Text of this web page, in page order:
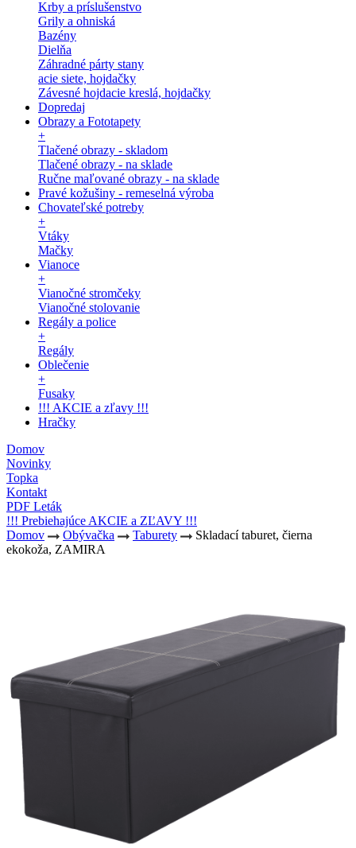
Krby a príslušenstvo
Grily a ohniská
Bazény
Dielňa
Záhradné párty stany
acie siete, hojdačky
Závesné hojdacie kreslá, hojdačky
Dopredaj
Obrazy a Fototapety
+
Tlačené obrazy - skladom
Tlačené obrazy - na sklade
Ručne maľované obrazy - na sklade
Pravé kožušiny - remeselná výroba
Chovateľské potreby
+
Vtáky
Mačky
Vianoce
+
Vianočné stromčeky
Vianočné stolovanie
Regály a police
+
Regály
Oblečenie
+
Fusaky
!!! AKCIE a zľavy !!!
Hračky
Domov
Novinky
Topka
Kontakt
PDF Leták
!!! Prebiehajúce AKCIE a ZĽAVY !!!
Domov
Obývačka Taburety
Skladací taburet, čierna
ekokoža, ZAMIRA